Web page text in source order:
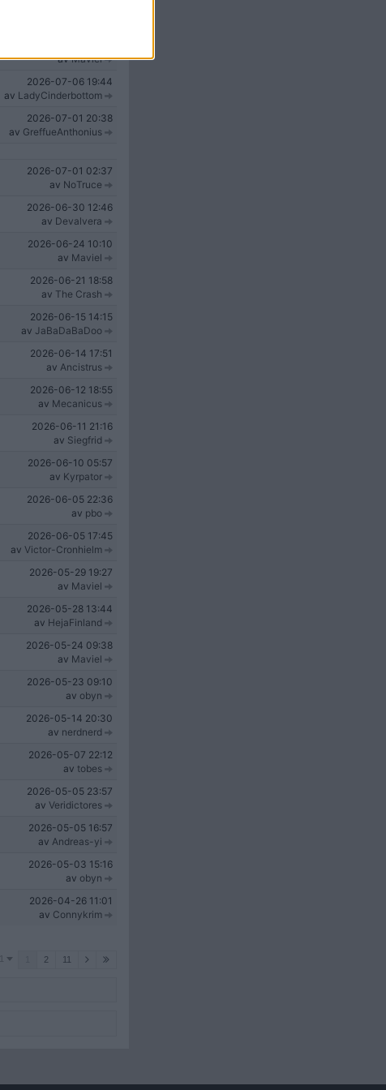
avMaviel
2026-07-06 19:44
av LadyCinderbottom
2026-07-01 20:38
av GreffueAnthonius
2026-07-01 02:37
av NoTruce
2026-06-30 12:46
av Devalvera
2026-06-24 10:10
av Maviel
2026-06-21 18:58
av The Crash
2026-06-15 14:15
av JaBaDaBaDoo
2026-06-14 17:51
av Ancistrus
2026-06-12 18:55
av Mecanicus
2026-06-11 21:16
av Siegfrid
2026-06-10 05:57
av Kyrpator
2026-06-05 22:36
av pbo
2026-06-05 17:45
av Victor-Cronhielm
2026-05-29 19:27
av Maviel
2026-05-28 13:44
av HejaFinland
2026-05-24 09:38
av Maviel
2026-05-23 09:10
av obyn
2026-05-14 20:30
av nerdnerd
2026-05-07 22:12
av tobes
2026-05-05 23:57
av Veridictores
2026-05-05 16:57
av Andreas-yi
2026-05-03 15:16
av obyn
2026-04-26 11:01
av Connykrim
2 11